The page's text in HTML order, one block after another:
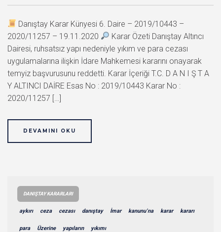
Danıştay Karar Künyesi 6. Daire – 2019/10443 –
2020/11257 – 19.11.2020
Karar Özeti Danıştay Altıncı
Dairesi, ruhsatsız yapı nedeniyle yıkım ve para cezası
uygulamalarına ilişkin İdare Mahkemesi kararını onayarak
temyiz başvurusunu reddetti. Karar İçeriği T.C. D A N I Ş T A
Y ALTINCI DAİRE Esas No : 2019/10443 Karar No :
2020/11257 […]
DEVAMINI OKU
DANIŞTAY KARARLARI
aykırı ceza cezası danıştay İmar kanunu’na karar kararı
para Üzerine yapıların yıkımı